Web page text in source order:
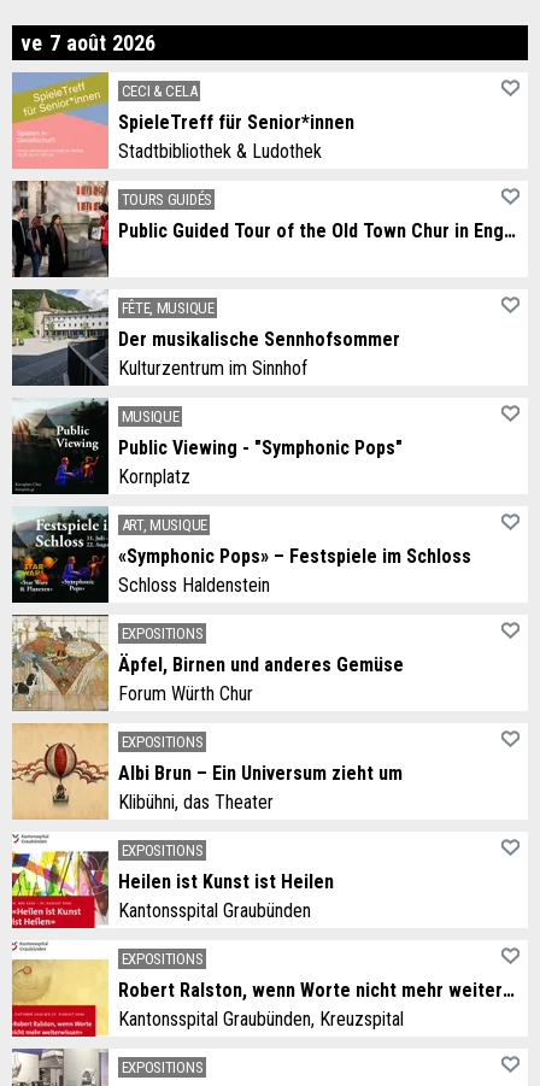
vendredi
7 août 2026
CECI & CELA
SpieleTreff für Senior*innen
Stadtbibliothek & Ludothek
TOURS GUIDÉS
Public Guided Tour of the Old Town Chur in English
FÊTE, MUSIQUE
Der musikalische Sennhofsommer
Kulturzentrum im Sinnhof
MUSIQUE
Public Viewing - "Symphonic Pops"
Kornplatz
ART, MUSIQUE
«Symphonic Pops» – Festspiele im Schloss
Schloss Haldenstein
EXPOSITIONS
Äpfel, Birnen und anderes Gemüse
Forum Würth Chur
EXPOSITIONS
Albi Brun – Ein Universum zieht um
Klibühni, das Theater
EXPOSITIONS
Heilen ist Kunst ist Heilen
Kantonsspital Graubünden
EXPOSITIONS
Robert Ralston, wenn Worte nicht mehr weiterwissen
Kantonsspital Graubünden, Kreuzspital
EXPOSITIONS